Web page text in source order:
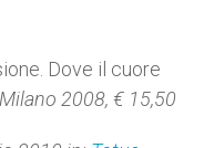
Dove il cuore
2008, € 15,50